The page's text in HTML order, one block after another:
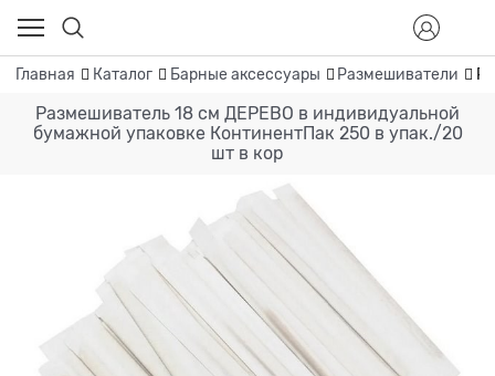
Главная Каталог Барные аксессуары Размешиватели
Размешиватель 18 см ДЕРЕВО в индивидуальной
бумажной упаковке КонтинентПак 250 в упак./20
шт в кор